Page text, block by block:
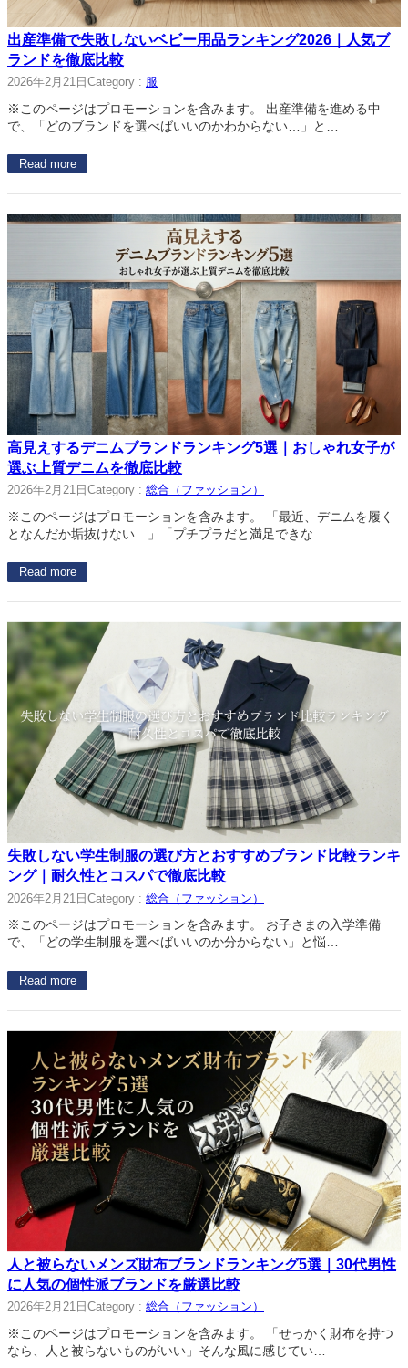
出産準備で失敗しないベビー用品ランキング2026｜人気ブ
ランドを徹底比較
2026年2月21日 Category : 服
※このページはプロモーションを含みます。 出産準備を進める中
で、「どのブランドを選べばいいのかわからない…」と…
Read more
高見えするデニムブランドランキング5選｜おしゃれ女子が
選ぶ上質デニムを徹底比較
2026年2月21日 Category : 総合（ファッション）
※このページはプロモーションを含みます。 「最近、デニムを履く
となんだか垢抜けない…」「プチプラだと満足できな…
Read more
失敗しない学生制服の選び方とおすすめブランド比較ランキ
ング｜耐久性とコスパで徹底比較
2026年2月21日 Category : 総合（ファッション）
※このページはプロモーションを含みます。 お子さまの入学準備
で、「どの学生制服を選べばいいのか分からない」と悩…
Read more
人と被らないメンズ財布ブランドランキング5選｜30代男性
に人気の個性派ブランドを厳選比較
2026年2月21日 Category : 総合（ファッション）
※このページはプロモーションを含みます。 「せっかく財布を持つ
なら、人と被らないものがいい」そんな風に感じてい…